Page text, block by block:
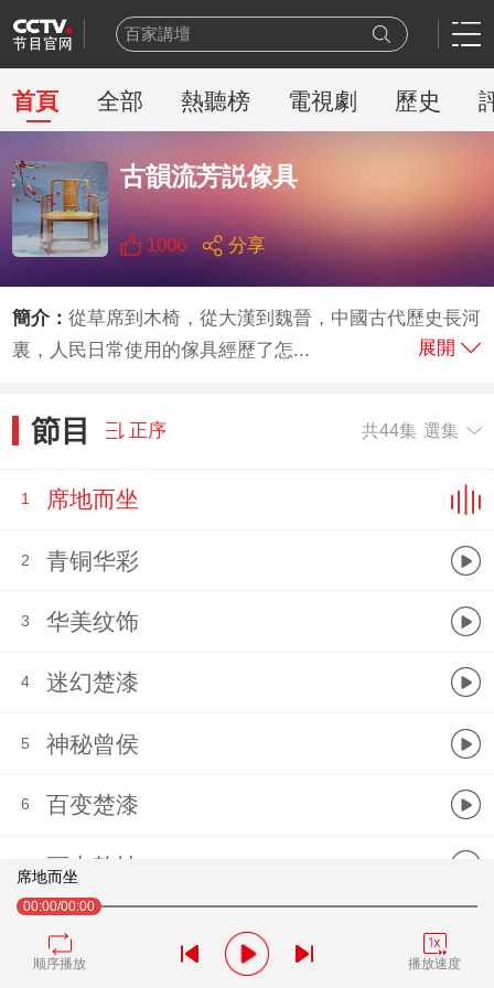
百家講壇
天網
新聞聯播
熊出沒
首頁 全部 熱聽榜 電視劇 歷史
古韻流芳説傢具
1006 分享
簡介：從草席到木椅，從大漢到魏晉，中國古代歷史長河
裏，人民日常使用的傢具經歷了怎...
展開
節目 正序 共44集 選集
1 席地而坐
2 青铜华彩
3 华美纹饰
4 迷幻楚漆
5 神秘曾侯
6 百变楚漆
7 画中乾坤
画中意蕴
播放速度
顺序播放
00:00/00:00
席地而坐